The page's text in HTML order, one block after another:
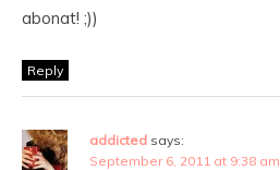
abonat! ;))
Reply
addicted says:
September 6, 2011 at 9:38 am